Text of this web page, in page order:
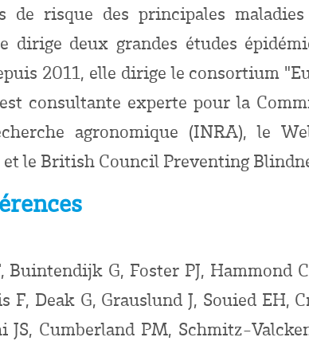
de risque des principales
dirige deux grandes études
2011, elle dirige le consortium
consultante experte pour la
agronomique (INRA), le
le British Council Preventing
Buintendijk G, Foster PJ, Hammond
F, Deak G, Grauslund J, Souied EH,
JS, Cumberland PM, Schmitz-